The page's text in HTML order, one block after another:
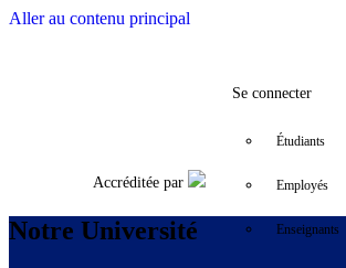
Aller au contenu principal
Facebook
Accréditée par
Se connecter
Étudiants
Employés
Enseignants
Notre Université